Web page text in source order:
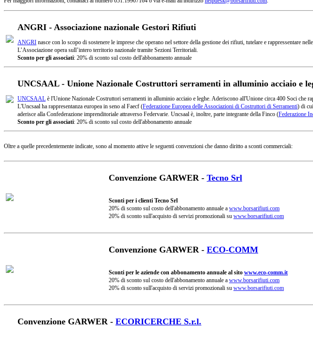
ANGRI - Associazione nazionale Gestori Rifiuti
ANGRI nasce con lo scopo di sostenere le imprese che operano nel settore della gestione dei rifiuti, tutelare e rappressentare
L’Associazione opera sull’intero territorio nazionale tramite Sezioni Territoriali.
Sconto per gli associati: 20% di sconto sul costo dell'abbonamento annuale
UNCSAAL - Unione Nazionale Costruttori serramenti in alluminio acciaio e
UNCSAAL è l'Unione Nazionale Costruttori serramenti in alluminio acciaio e leghe. Aderiscono all'Unione circa 400 Soci che
L'Uncsaal ha rappresentanza europea in seno al Faecf (Federazione Europea delle Associazioni di Costruttori di Serramenti) di
aderisce alla Confederazione imprenditoriale attraverso Federvarie. Uncsaal è, inoltre, parte integrante della Finco (Federazione
Sconto per gli associati: 20% di sconto sul costo dell'abbonamento annuale
Oltre a quelle precedentemente indicate, sono al momento attive le seguenti convenzioni che danno diritto a sconti commerciali:
Convenzione GARWER - Tecno Srl
Sconti per i clienti Tecno Srl
20% di sconto sul costo dell'abbonamento annuale a www.borsarifiuti.com
20% di sconto sull'acquisto di servizi promozionali su www.borsarifiuti.com
Convenzione GARWER - ECO-COMM
Sconti per le aziende con abbonamento annuale al sito www.eco-comm.it
20% di sconto sul costo dell'abbonamento annuale a www.borsarifiuti.com
20% di sconto sull'acquisto di servizi promozionali su www.borsarifiuti.com
Convenzione GARWER - ECORICERCHE S.r.l.